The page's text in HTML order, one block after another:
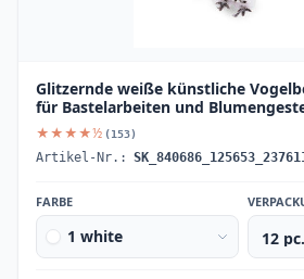
Glitzernde weiße künstliche
für Bastelarbeiten und
★★★★½ (153)
Artikel-Nr.:
FARBE
1 white